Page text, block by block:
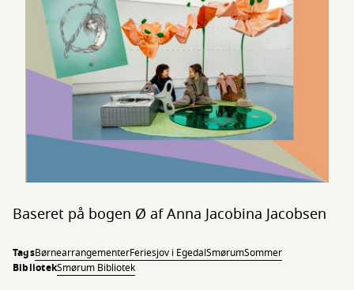
Baseret på bogen Ø af Anna Jacobina Jacobsen
TagsBørnearrangementerFeriesjov i EgedalSmørumSommer
BibliotekSmørum Bibliotek